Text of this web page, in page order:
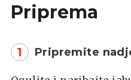
Priprema
1 Pripremite